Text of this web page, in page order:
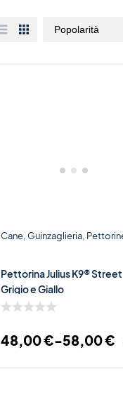
Cane Guinzaglieria
Pettorina Julius K9® Street
Grigio e Giallo
48,00€-58,00€